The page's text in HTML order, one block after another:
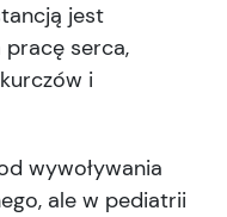
jest
serca,
i
wywoływania
ale w pediatrii